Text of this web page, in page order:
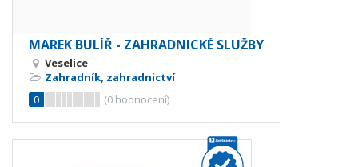
MAREK BULÍŘ - ZAHRADNICKÉ SLUŽBY
Veselice
Zahradník, zahradnictví
0
(0 hodnocení)